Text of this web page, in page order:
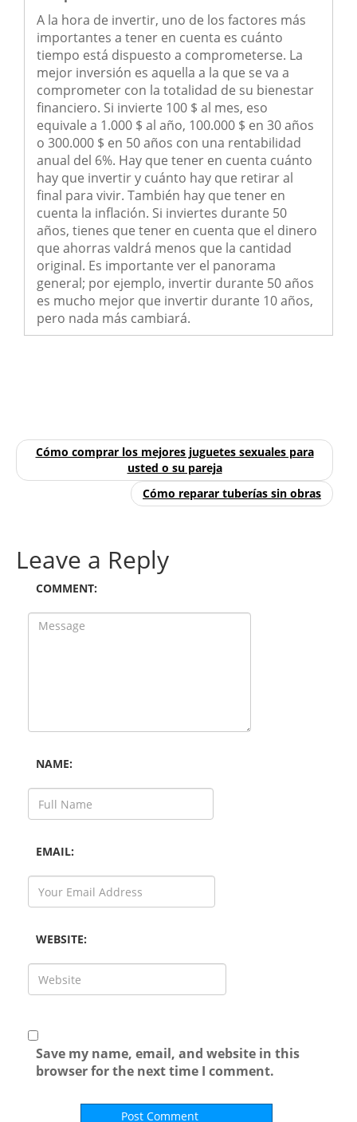
A la hora de invertir, uno de los factores más
importantes a tener en cuenta es cuánto
tiempo está dispuesto a comprometerse. La
mejor inversión es aquella a la que se va a
comprometer con la totalidad de su bienestar
financiero. Si invierte 100 $ al mes, eso
equivale a 1.000 $ al año, 100.000 $ en 30 años
o 300.000 $ en 50 años con una rentabilidad
anual del 6%. Hay que tener en cuenta cuánto
hay que invertir y cuánto hay que retirar al
final para vivir. También hay que tener en
cuenta la inflación. Si inviertes durante 50
años, tienes que tener en cuenta que el dinero
que ahorras valdrá menos que la cantidad
original. Es importante ver el panorama
general; por ejemplo, invertir durante 50 años
es mucho mejor que invertir durante 10 años,
pero nada más cambiará.
Cómo comprar los mejores juguetes sexuales para
usted o su pareja
Cómo reparar tuberías sin obras
Leave a Reply
COMMENT:
NAME:
EMAIL:
WEBSITE:
Save my name, email, and website in this
browser for the next time I comment.